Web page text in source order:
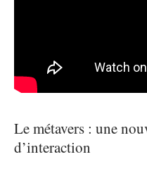
Le métavers : une
d’interaction